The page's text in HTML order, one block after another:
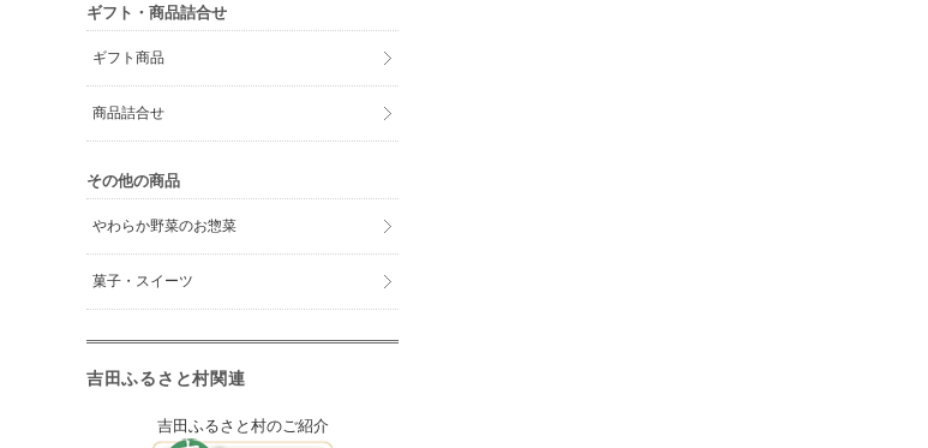
ギフト・商品詰合せ
ギフト商品
商品詰合せ
その他の商品
やわらか野菜のお惣菜
菓子・スイーツ
吉田ふるさと村関連
吉田ふるさと村のご紹介